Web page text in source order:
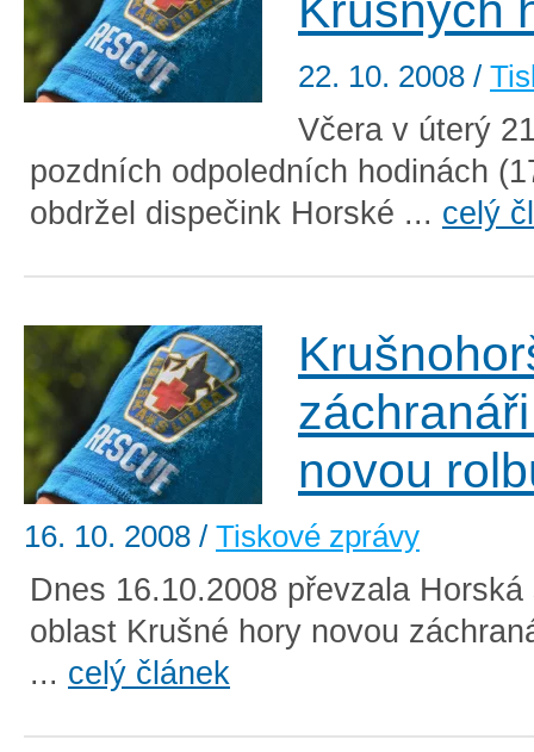
Krušných
22. 10. 2008 /
Včera v úterý
pozdních odpoledních hodinách
obdržel dispečink Horské ... celý
novou
16. 10. 2008 / Tiskové zprávy
Dnes 16.10.2008 převzala
oblast Krušné hory novou
... celý článek